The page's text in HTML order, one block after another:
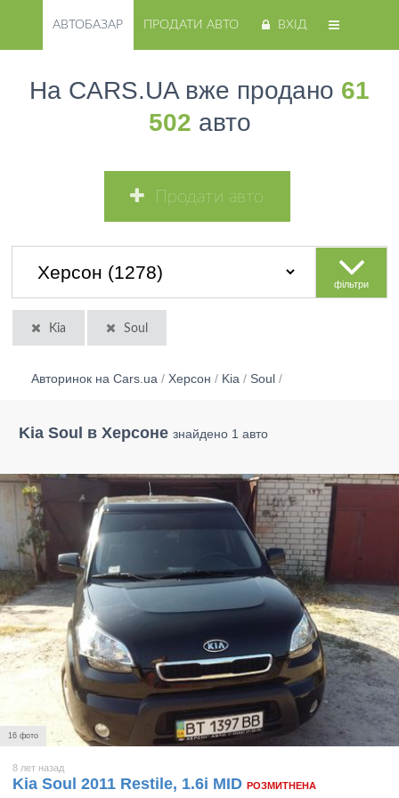
АВТОБАЗАР ПРОДАТИ АВТО ВХІД
На CARS.UA вже продано 61
502 авто
Продати авто
фільтри
Kia Soul
Авторинок на Cars.ua / Херсон / Kia / Soul /
Kia Soul в Херсоне знайдено 1 авто
16 фото
8 лет назад
Kia Soul 2011 Restile, 1.6i MID РОЗМИТНЕНА